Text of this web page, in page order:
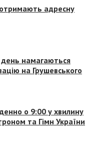
адресну
намагаються
на Грушевського
о 9:00 у хвилину
та Гімн України